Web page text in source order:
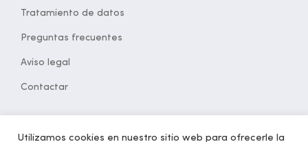
Tratamiento de datos
Preguntas frecuentes
Aviso legal
Contactar
Utilizamos cookies en nuestro sitio web para ofrecerle la